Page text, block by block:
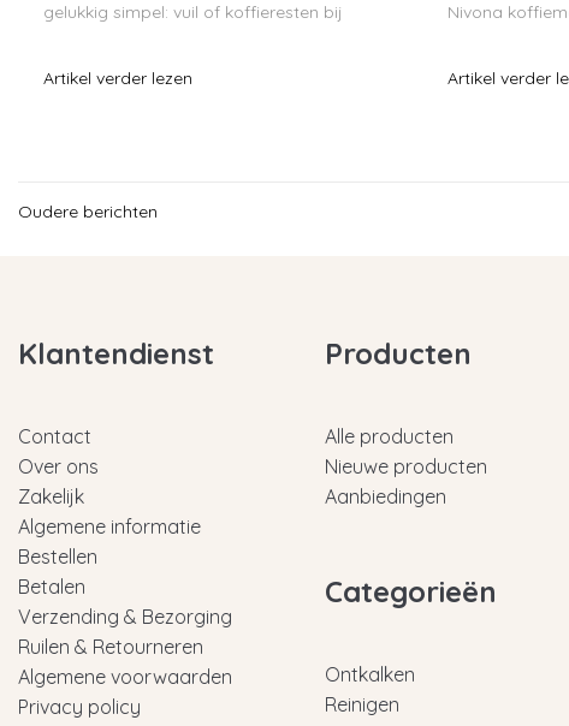
gelukkig simpel: vuil of koffieresten bij
Hieronder vind je per situatie d
Artikel verder lezen
Nivona
werkt.
Artikel verder
Oudere berichten
Klantendienst
Contact
Over ons
Zakelijk
Algemene informatie
Bestellen
Betalen
Verzending & Bezorging
Ruilen & Retourneren
Algemene voorwaarden
Privacy policy
Producten
Alle producten
Nieuwe producten
Aanbiedingen
Categorieën
Ontkalken
Reinigen